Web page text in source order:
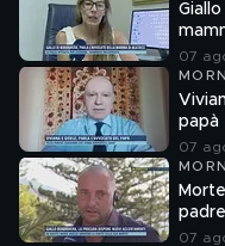
07
papà
07
07